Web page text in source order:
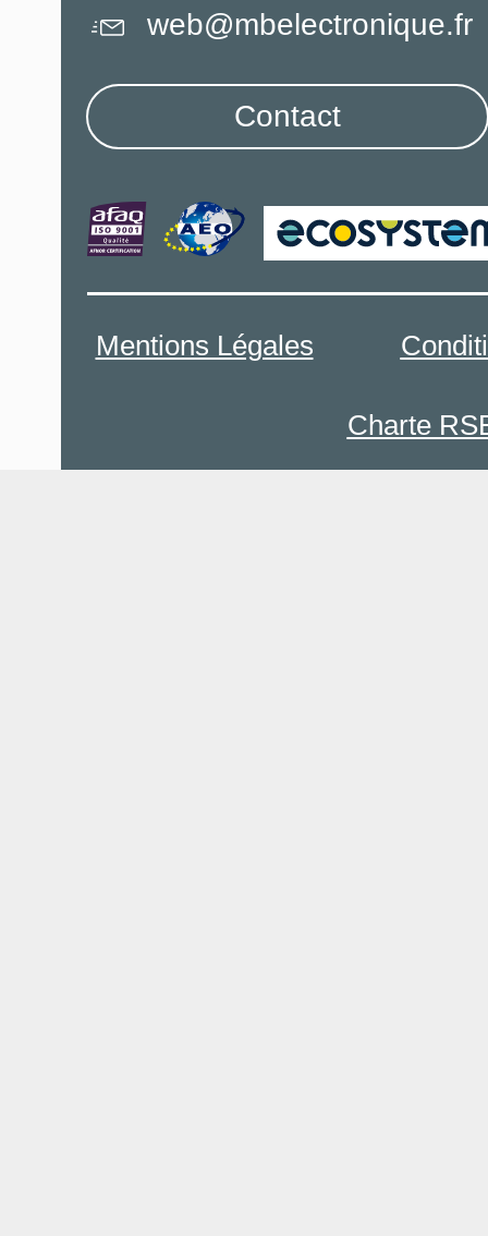
Mentions Légales
Charte
web@mbelectronique.fr
Contact